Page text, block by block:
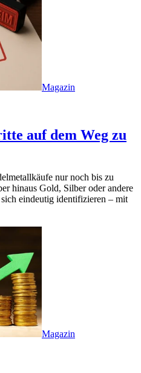
Magazin
auf dem Weg zu
nur noch bis zu
hinaus Gold, Silber oder andere
eindeutig identifizieren – mit
Magazin